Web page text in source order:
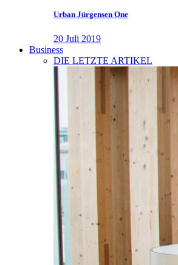
Urban Jürgensen One
20 Juli 2019
Business
DIE LETZTE ARTIKEL